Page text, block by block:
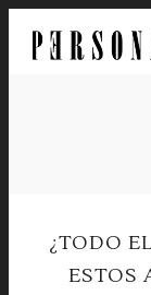
¿TODO
ESTOS